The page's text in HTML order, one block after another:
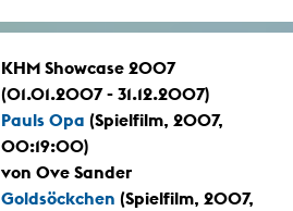
KHM Showcase 2007
(01.01.2007 - 31.12.2007)
Pauls Opa (Spielfilm, 2007,
00:19:00)
von Ove Sander
Goldsöckchen (Spielfilm, 2007,